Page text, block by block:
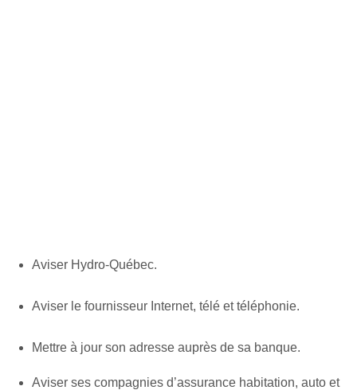
Aviser Hydro-Québec.
Aviser le fournisseur Internet, télé et téléphonie.
Mettre à jour son adresse auprès de sa banque.
Aviser ses compagnies d’assurance habitation, auto et